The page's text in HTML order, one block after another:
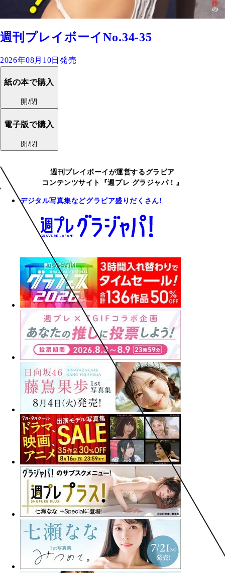
週刊プレイボーイNo.34-35
2026年08月10日発売
紙の本で購入
開/閉
電子版で購入
開/閉
週刊プレイボーイが運営するグラビア
コンテンツサイト『週プレ グラジャパ！』
デジタル写真集などグラビア盛りだくさん!